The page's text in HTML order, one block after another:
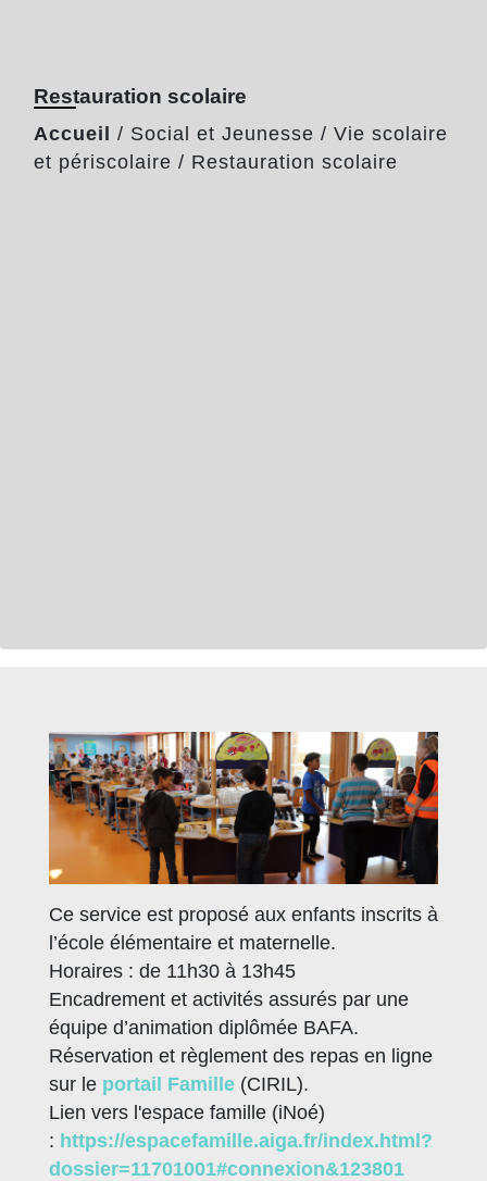
Restauration scolaire
Accueil / Social et Jeunesse / Vie scolaire
et périscolaire / Restauration scolaire
Ce service est proposé aux enfants inscrits à
l’école élémentaire et maternelle.
Horaires : de 11h30 à 13h45
Encadrement et activités assurés par une
équipe d’animation diplômée BAFA.
Réservation et règlement des repas en ligne
sur le portail Famille (CIRIL).
Lien vers l'espace famille (iNoé)
: https://espacefamille.aiga.fr/index.html?
dossier=11701001#connexion&123801